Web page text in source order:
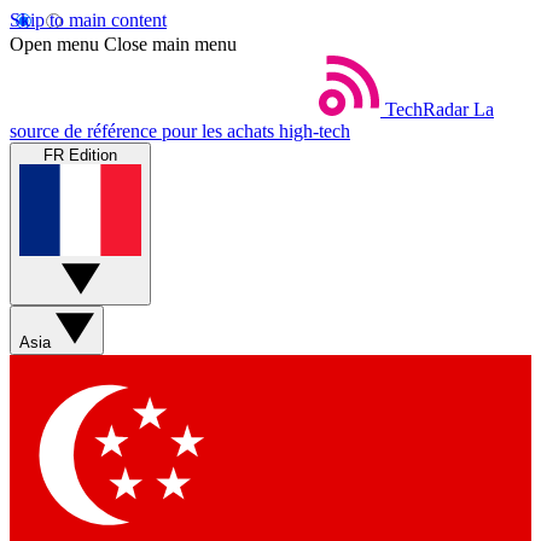
Skip to main content
Open menu Close main menu
TechRadar La
source de référence pour les achats high-tech
FR Edition
Asia